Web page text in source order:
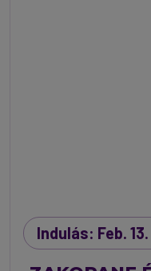
Indulás: Feb. 13.